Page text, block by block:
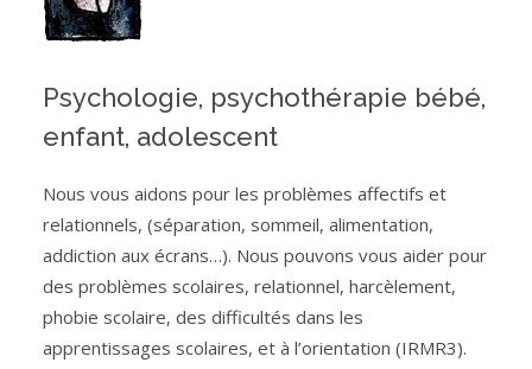
Psychologie, psychothérapie bébé,
enfant, adolescent
Nous vous aidons pour les problèmes affectifs et
relationnels, (séparation, sommeil, alimentation,
addiction aux écrans…). Nous pouvons vous aider pour
des problèmes scolaires, relationnel, harcèlement,
phobie scolaire, des difficultés dans les
apprentissages scolaires, et à l’orientation (IRMR3).